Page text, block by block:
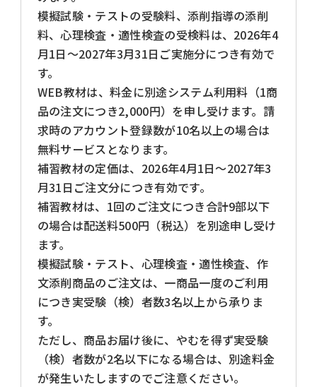
模擬試験・テストの受験料、添削指導の添削
料、心理検査・適性検査の受検料は、2026年4
月1日～2027年3月31日ご実施分につき有効で
す。
WEB教材は、料金に別途システム利用料（1商
品の注文につき2,000円）を申し受けます。請
求時のアカウント登録数が10名以上の場合は
無料サービスとなります。
補習教材の定価は、2026年4月1日〜2027年3
月31日ご注文分につき有効です。
補習教材は、1回のご注文につき合計9部以下
の場合は配送料500円（税込）を別途申し受け
ます。
模擬試験・テスト、心理検査・適性検査、作
文添削商品のご注文は、一商品一度のご利用
につき実受験（検）者数3名以上から承りま
す。
ただし、商品お届け後に、やむを得ず実受験
（検）者数が2名以下になる場合は、別途料金
が発生いたしますのでご注意ください。